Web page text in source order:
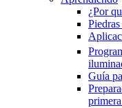
¿Por
Guía